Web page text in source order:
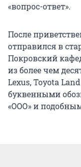
«вопрос-ответ».
После
отправился в
Покровский
из более чем
Lexus, Toyota
буквенными
«ООО» и